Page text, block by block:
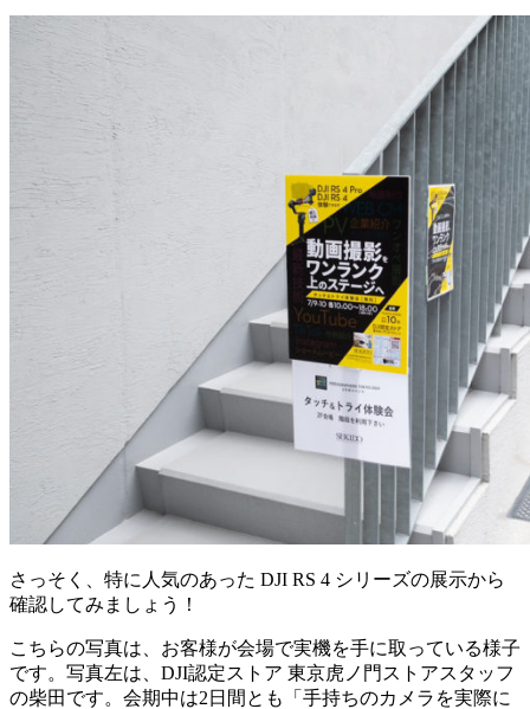
さっそく、特に人気のあった DJI RS 4 シリーズの展示から
確認してみましょう！
こちらの写真は、お客様が会場で実機を手に取っている様子
です。写真左は、DJI認定ストア 東京虎ノ門ストアスタッフ
の柴田です。会期中は2日間とも「手持ちのカメラを実際に